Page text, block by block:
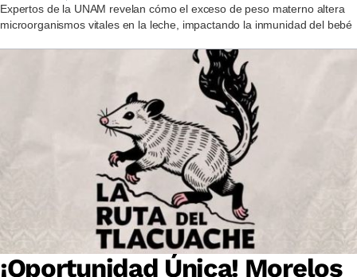
Expertos de la UNAM revelan cómo el exceso de peso materno altera
microorganismos vitales en la leche, impactando la inmunidad del bebé
¡Oportunidad Única! Morelos